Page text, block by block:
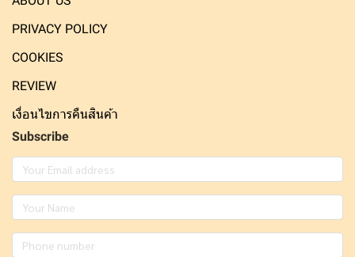
PRIVACY POLICY
COOKIES
REVIEW
เงื่อนไขการคืนสินค้า
Subscribe